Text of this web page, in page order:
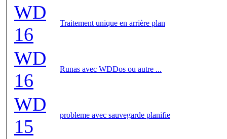
WD
16
Traitement unique en arrière plan
WD
16
Runas avec WDDos ou autre ...
WD
15
probleme avec sauvegarde planifie